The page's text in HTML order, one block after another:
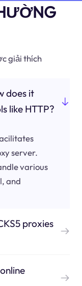
giải thích
does it
like HTTP?
server.
various
and
proxies